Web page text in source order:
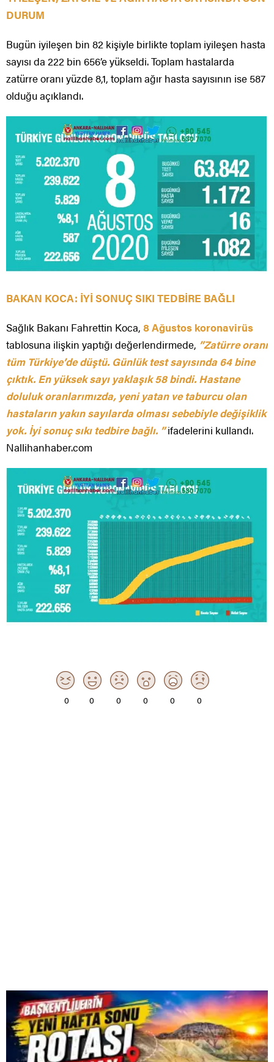
DURUM
Bugün iyileşen bin 82 kişiyle birlikte toplam iyileşen hasta
sayısı da 222 bin 656’e yükseldi. Toplam hastalarda
zatürre oranı yüzde 8,1, toplam ağır hasta sayısının ise 587
olduğu açıklandı.
BAKAN KOCA: İYİ SONUÇ SIKI TEDBİRE BAĞLI
Sağlık Bakanı Fahrettin Koca, 8 Ağustos koronavirüs
tablosuna ilişkin yaptığı değerlendirmede, ”Zatürre oranı
tüm Türkiye’de düştü. Günlük test sayısında 64 bine
çıktık. En yüksek sayı yaklaşık 58 bindi. Hastane
doluluk oranlarımızda, yeni yatan ve taburcu olan
hastaların yakın sayılarda olması sebebiyle değişiklik
yok. İyi sonuç sıkı tedbire bağlı. ”ifadelerini kullandı.
Nallihanhaber.com
0 0 0 0 0 0